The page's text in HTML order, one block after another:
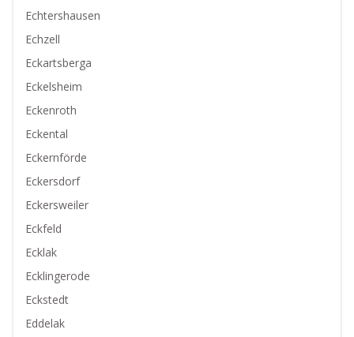
Echtershausen
Echzell
Eckartsberga
Eckelsheim
Eckenroth
Eckental
Eckernförde
Eckersdorf
Eckersweiler
Eckfeld
Ecklak
Ecklingerode
Eckstedt
Eddelak